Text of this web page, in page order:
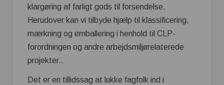
klargøring af farligt gods til forsendelse.
Herudover kan vi tilbyde hjælp til klassificering,
mærkning og emballering i henhold til CLP-
forordningen og andre arbejdsmiljørelaterede
projekter..
Det er en tillidssag at lukke fagfolk ind i